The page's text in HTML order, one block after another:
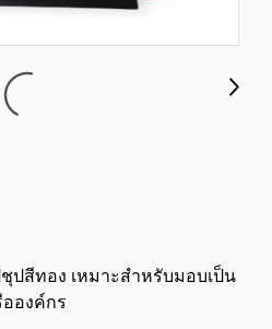
ปสีทอง เหมาะสำหรับมอบเป็น
องค์กร